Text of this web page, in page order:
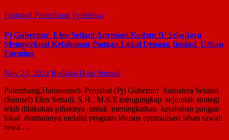
Featured Palembang Perisitiwa
Pj Gubernur Elen Setiadi Apresiasi Kodam II/ Sriwijaya
Memperkuat Ketahanan Pangan Lokal Dengan Inisiasi Urban
Farming
Nov 23, 2024 Redaksi Halo Sumsel
Palembang,Halosumsel- Penjabat (Pj) Gubernur Sumatera Selatan
(Sumsel) Elen Setiadi, S.H., M.S.E mengungkap sejumlah strategi
telah dilakukan pihaknya untuk meningkatkan ketahanan pangan
lokal diantaranya melalui program khusus optimalisasi lahan sawah
rawa.…